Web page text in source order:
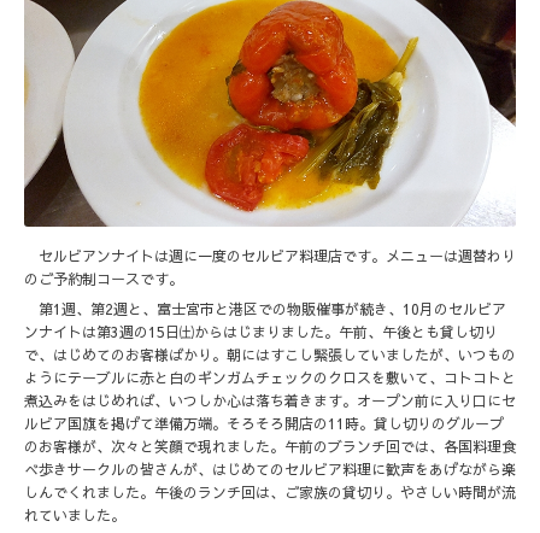
セルビアンナイトは週に一度のセルビア料理店です。メニューは週替わり
のご予約制コースです。
第1週、第2週と、富士宮市と港区での物販催事が続き、10月のセルビア
ンナイトは第3週の15日㈯からはじまりました。午前、午後とも貸し切り
で、はじめてのお客様ばかり。朝にはすこし緊張していましたが、いつもの
ようにテーブルに赤と白のギンガムチェックのクロスを敷いて、コトコトと
煮込みをはじめれば、いつしか心は落ち着きます。オープン前に入り口にセ
ルビア国旗を掲げて準備万端。そろそろ開店の11時。貸し切りのグループ
のお客様が、次々と笑顔で現れました。午前のブランチ回では、各国料理食
べ歩きサークルの皆さんが、はじめてのセルビア料理に歓声をあげながら楽
しんでくれました。午後のランチ回は、ご家族の貸切り。やさしい時間が流
れていました。